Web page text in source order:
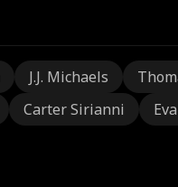
J.J. Michaels
Carter Sirianni